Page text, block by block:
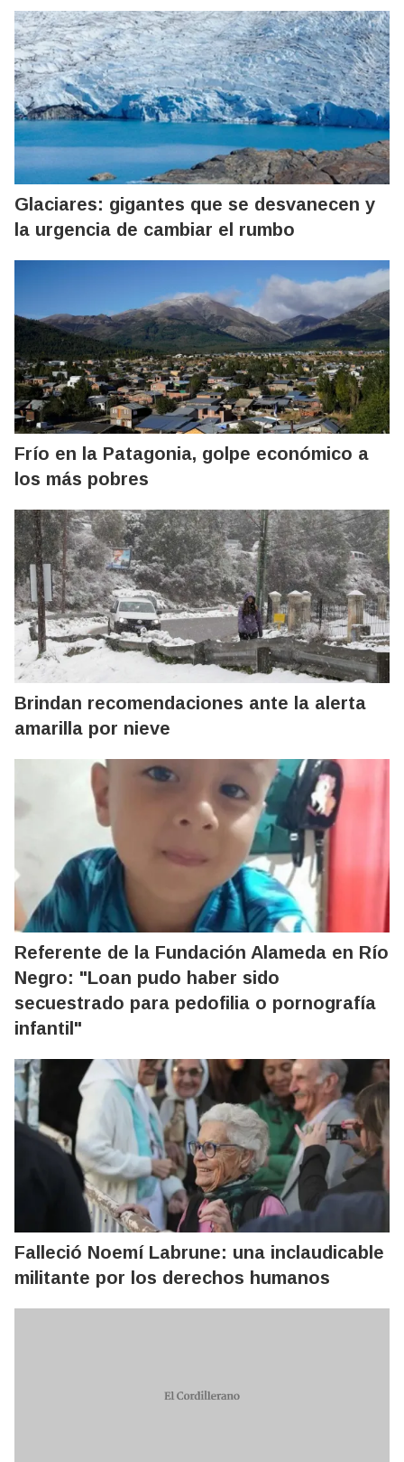
Glaciares: gigantes que se desvanecen y
la urgencia de cambiar el rumbo
Frío en la Patagonia, golpe económico a
los más pobres
Brindan recomendaciones ante la alerta
amarilla por nieve
Referente de la Fundación Alameda en Río
Negro: "Loan pudo haber sido
secuestrado para pedofilia o pornografía
infantil"
Falleció Noemí Labrune: una inclaudicable
militante por los derechos humanos